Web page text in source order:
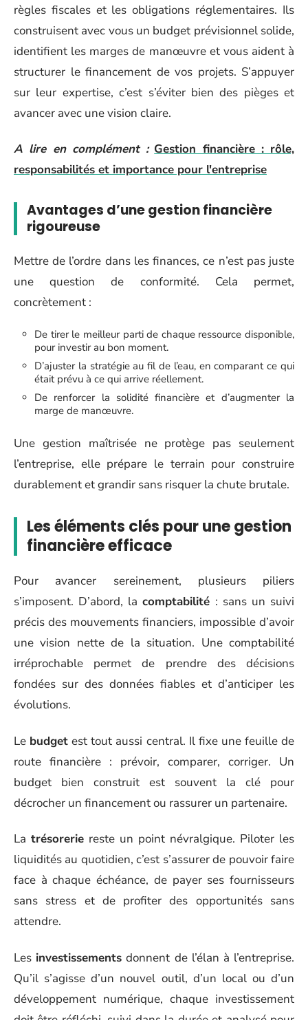
règles fiscales et les obligations réglementaires. Ils
construisent avec vous un budget prévisionnel solide,
identifient les marges de manœuvre et vous aident à
structurer le financement de vos projets. S’appuyer
sur leur expertise, c’est s’éviter bien des pièges et
avancer avec une vision claire.
A lire en complément : Gestion financière : rôle,
responsabilités et importance pour l'entreprise
Avantages d’une gestion financière
rigoureuse
Mettre de l’ordre dans les finances, ce n’est pas juste
une question de conformité. Cela permet,
concrètement :
De tirer le meilleur parti de chaque ressource disponible,
pour investir au bon moment.
D’ajuster la stratégie au fil de l’eau, en comparant ce qui
était prévu à ce qui arrive réellement.
De renforcer la solidité financière et d’augmenter la
marge de manœuvre.
Une gestion maîtrisée ne protège pas seulement
l’entreprise, elle prépare le terrain pour construire
durablement et grandir sans risquer la chute brutale.
Les éléments clés pour une gestion
financière efficace
Pour avancer sereinement, plusieurs piliers
s’imposent. D’abord, lacomptabilité : sans un suivi
précis des mouvements financiers, impossible d’avoir
une vision nette de la situation. Une comptabilité
irréprochable permet de prendre des décisions
fondées sur des données fiables et d’anticiper les
évolutions.
Le budget est tout aussi central. Il fixe une feuille de
route financière : prévoir, comparer, corriger. Un
budget bien construit est souvent la clé pour
décrocher un financement ou rassurer un partenaire.
La trésorerie reste un point névralgique. Piloter les
liquidités au quotidien, c’est s’assurer de pouvoir faire
face à chaque échéance, de payer ses fournisseurs
sans stress et de profiter des opportunités sans
attendre.
Les investissements donnent de l’élan à l’entreprise.
Qu’il s’agisse d’un nouvel outil, d’un local ou d’un
développement numérique, chaque investissement